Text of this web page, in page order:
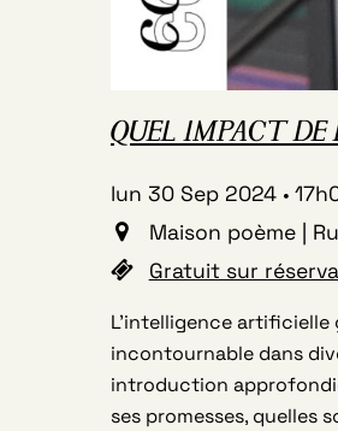
QUEL IMPACT DE
lun 30 Sep 2024
Maison poème |
Gratuit sur
L’intelligence artificielle
incontournable dans
introduction
ses promesses, quelles